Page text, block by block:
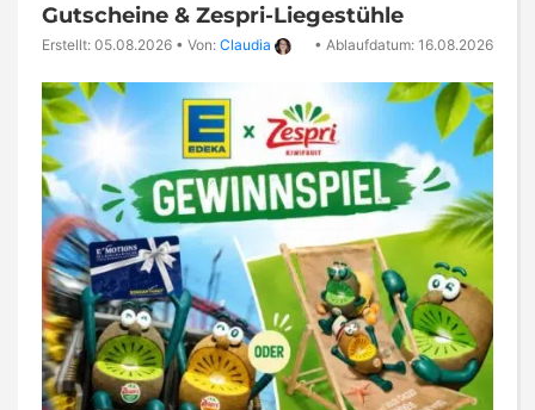
Gutscheine & Zespri-Liegestühle
Erstellt: 05.08.2026 • Von: Claudia • Ablaufdatum: 16.08.2026